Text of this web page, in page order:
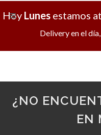
Hoy Lunes estamos
Delivery en el
¿NO
EN